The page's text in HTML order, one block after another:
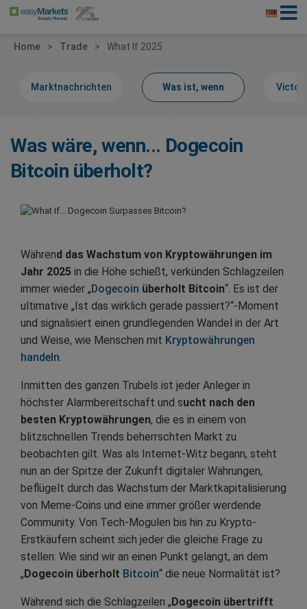
Home Trade What If 2025
Marktnachrichten Was ist, wenn
Was wäre, wenn... Dogecoin
Bitcoin überholt?
Während das Wachstum von Kryptowährungen im
Jahr 2025 in die Höhe schießt, verkünden Schlagzeilen
immer wieder „Dogecoin überholt Bitcoin“. Es ist der
ultimative „Ist das wirklich gerade passiert?“-Moment
und signalisiert einen grundlegenden Wandel in der Art
und Weise, wie Menschen mit Kryptowährungen
handeln.
Inmitten des ganzen Trubels ist jeder Anleger in
höchster Alarmbereitschaft und sucht nach den
besten Kryptowährungen, die es in einem von
blitzschnellen Trends beherrschten Markt zu
beobachten gilt. Was als Internet-Witz begann, steht
nun an der Spitze der Zukunft digitaler Währungen,
beflügelt durch das Wachstum der Marktkapitalisierung
von Meme-Coins und eine immer größer werdende
Community. Von Tech-Mogulen bis hin zu Krypto-
Erstkäufern scheint sich jeder die gleiche Frage zu
stellen: Wie sind wir an einen Punkt gelangt, an dem
„Dogecoin überholt Bitcoin“ die neue Normalität ist?
Während sich die Schlagzeilen „Dogecoin übertrifft